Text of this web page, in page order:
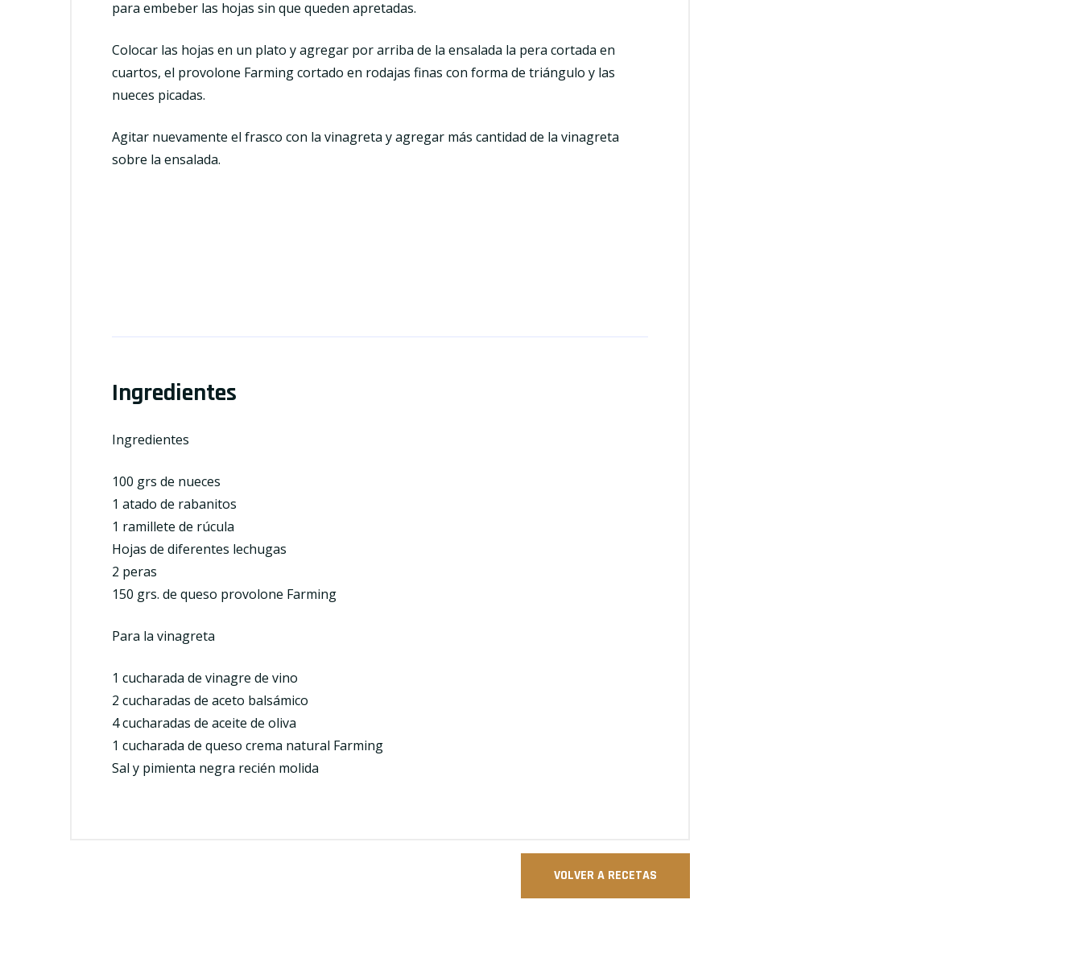
para embeber las hojas sin que queden apretadas.
Colocar las hojas en un plato y agregar por arriba de la ensalada la pera cortada en
cuartos, el provolone Farming cortado en rodajas finas con forma de triángulo y las
nueces picadas.
Agitar nuevamente el frasco con la vinagreta y agregar más cantidad de la vinagreta
sobre la ensalada.
Ingredientes
Ingredientes
100 grs de nueces
1 atado de rabanitos
1 ramillete de rúcula
Hojas de diferentes lechugas
2 peras
150 grs. de queso provolone Farming
Para la vinagreta
1 cucharada de vinagre de vino
2 cucharadas de aceto balsámico
4 cucharadas de aceite de oliva
1 cucharada de queso crema natural Farming
Sal y pimienta negra recién molida
VOLVER A RECETAS